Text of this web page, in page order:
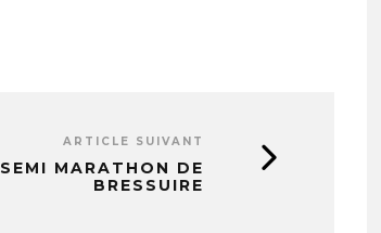
ARTICLE SUIVANT
SEMI MARATHON DE
BRESSUIRE